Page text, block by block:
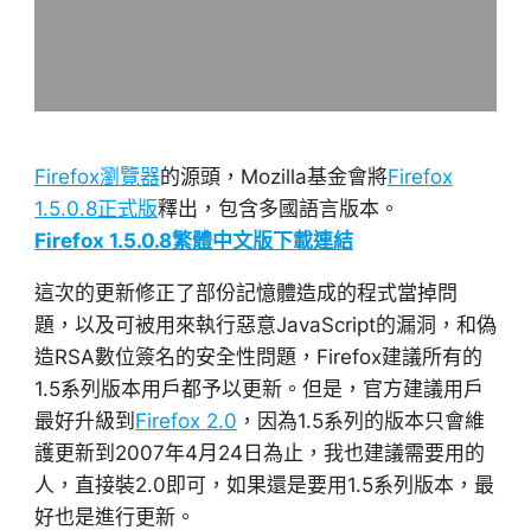
Firefox瀏覽器的源頭，Mozilla基金會將Firefox
1.5.0.8正式版釋出，包含多國語言版本。
Firefox 1.5.0.8繁體中文版下載連結
這次的更新修正了部份記憶體造成的程式當掉問
題，以及可被用來執行惡意JavaScript的漏洞，和偽
造RSA數位簽名的安全性問題，Firefox建議所有的
1.5系列版本用戶都予以更新。但是，官方建議用戶
最好升級到 Firefox 2.0 ，因為1.5系列的版本只會維
護更新到2007年4月24日為止，我也建議需要用的
人，直接裝2.0即可，如果還是要用1.5系列版本，最
好也是進行更新。